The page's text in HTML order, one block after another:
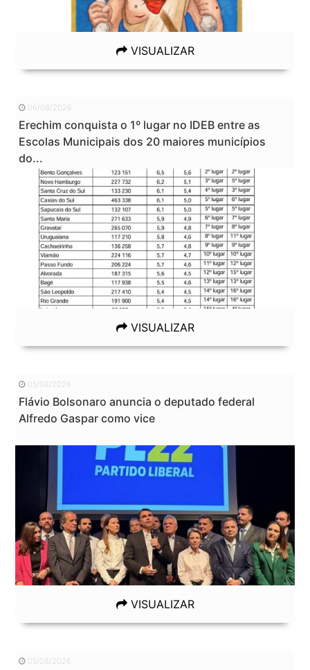
VISUALIZAR
06/08/2026
Erechim conquista o 1º lugar no IDEB entre as
Escolas Municipais dos 20 maiores municípios
do...
VISUALIZAR
05/08/2026
Flávio Bolsonaro anuncia o deputado federal
Alfredo Gaspar como vice
VISUALIZAR
05/08/2026